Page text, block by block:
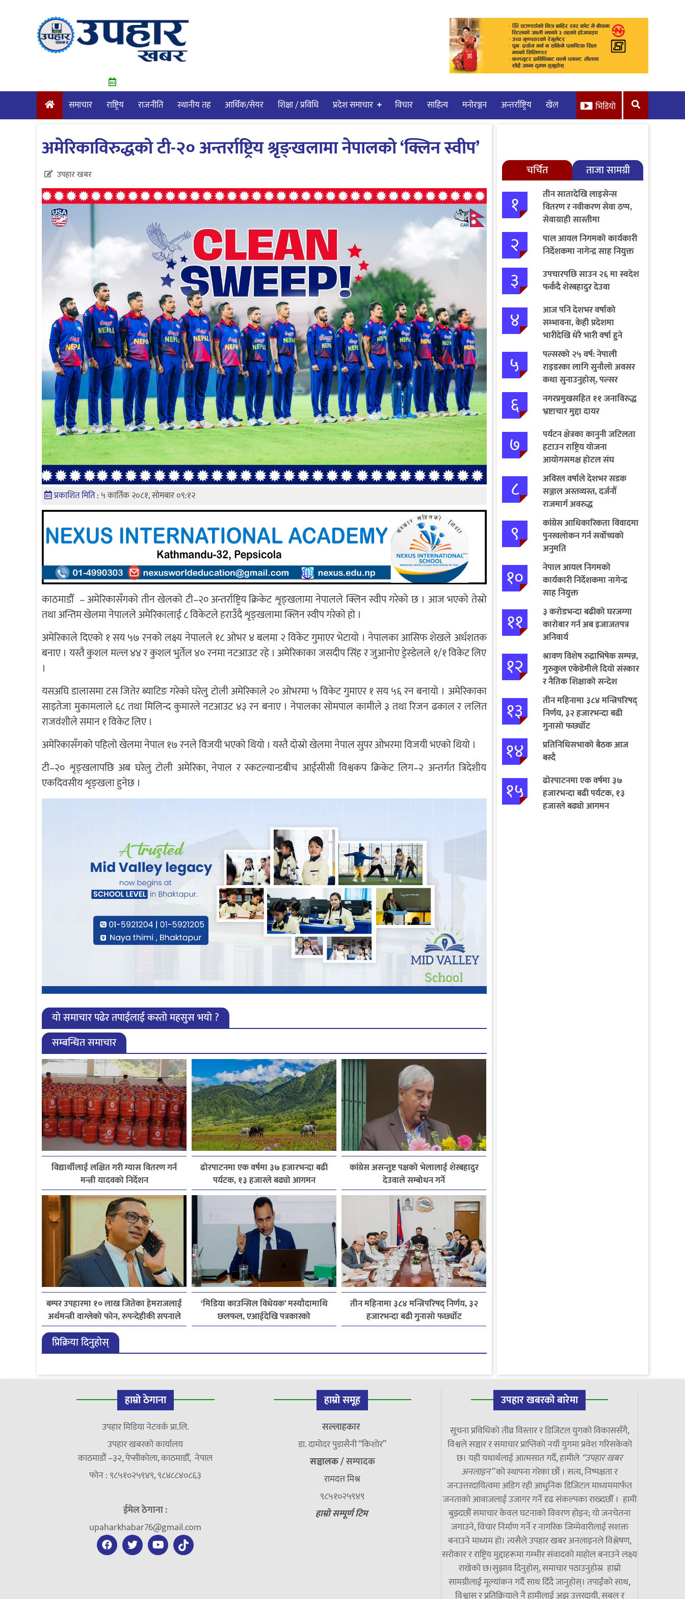
समाचार राष्ट्रिय राजनीति स्थानीय तह आर्थिक/सेयर शिक्षा / प्रविधि प्रदेश समाचार विचार साहित्य मनाेरञ्जन अन्तर्राष्ट्रिय खेल भिडियो
अमेरिकाविरुद्धको टी-२० अन्तर्राष्ट्रिय श्रृङ्खलामा नेपालको ‘क्लिन स्वीप’
उपहार खबर
प्रकाशित मिति : ५ कार्तिक २०८१, सोमबार ०९:१२
काठमाडौँ – अमेरिकासँगको तीन खेलको टी–२० अन्तर्राष्ट्रिय क्रिकेट शृङ्खलामा नेपालले क्लिन स्वीप गरेको छ । आज भएको तेस्रो
तथा अन्तिम खेलमा नेपालले अमेरिकालाई ८ विकेटले हराउँदै शृङ्खलामा क्लिन स्वीप गरेको हो ।
अमेरिकाले दिएको १ सय ५७ रनको लक्ष्य नेपालले १८ ओभर ४ बलमा २ विकेट गुमाएर भेटायाे । नेपालका आसिफ शेखले अर्धशतक
बनाए । यस्तै कुशल मल्ल ४४ र कुशल भुर्तेल ४० रनमा नटआउट रहे । अमेरिकाका जसदीप सिंह र जुआनोए ड्रेस्डेलले १/१ विकेट लिए
।
यसअघि डालासमा टस जितेर ब्याटिङ गरेको घरेलु टोली अमेरिकाले २० ओभरमा ५ विकेट गुमाएर १ सय ५६ रन बनायो । अमेरिकाका
साइतेजा मुकामलाले ६८ तथा मिलिन्द कुमारले नटआउट ४३ रन बनाए । नेपालका सोमपाल कामीले ३ तथा रिजन ढकाल र ललित
राजवंशीले समान १ विकेट लिए ।
अमेरिकासँगको पहिलो खेलमा नेपाल १७ रनले विजयी भएको थियो । यस्तै दोस्रो खेलमा नेपाल सुपर ओभरमा विजयी भएको थियो ।
टी–२० शृङ्खलापछि अब घरेलु टोली अमेरिका, नेपाल र स्कटल्यान्डबीच आईसीसी विश्वकप क्रिकेट लिग–२ अन्तर्गत त्रिदेशीय
एकदिवसीय शृङ्खला हुनेछ ।
यो समाचार पढेर तपाईलाई कस्तो महसुस भयो ?
सम्बन्धित समाचार
विद्यार्थीलाई लक्षित गरी ग्यास वितरण गर्न
मन्त्री यादवको निर्देशन
ढोरपाटनमा एक वर्षमा ३७ हजारभन्दा बढी
पर्यटक, १३ हजारले बढ्यो आगमन
कांग्रेस असन्तुष्ट पक्षको भेलालाई शेरबहादुर
देउवाले सम्बोधन गर्ने
बम्पर उपहारमा १० लाख जितेका हेमराजलाई
अर्थमन्त्री वाग्लेको फोन, रुपन्देहीकी सपनाले
जितिन् एक लाख
‘मिडिया काउन्सिल विधेयक’ मस्यौदामाथि
छलफल, एआईदेखि पत्रकारको
लाइसेन्ससम्मका विषयमा सुझाव
तीन महिनामा ३८४ मन्त्रिपरिषद् निर्णय, ३२
हजारभन्दा बढी गुनासो फर्छ्योट
प्रिक्रिया दिनुहोस्
चर्चित ताजा सामग्री
१
तीन सातादेखि लाइसेन्स
वितरण र नवीकरण सेवा ठप्प,
सेवाग्राही सास्तीमा
२
पाल आयल निगमको कार्यकारी
निर्देशकमा नागेन्द्र साह नियुक्त
३
उपचारपछि साउन २६ मा स्वदेश
फर्कँदै शेरबहादुर देउवा
४
आज पनि देशभर वर्षाको
सम्भावना, केही प्रदेशमा
भारीदेखि धेरै भारी वर्षा हुने
चेतावनी
५
पल्सरको २५ वर्ष: नेपाली
राइडरका लागि सुनौलो अवसर
कथा सुनाउनुहोस्, पल्सर
जित्नुहोस्
६
नगरप्रमुखसहित ११ जनाविरुद्ध
भ्रष्टाचार मुद्दा दायर
७
पर्यटन क्षेत्रका कानुनी जटिलता
हटाउन राष्ट्रिय योजना
आयोगसमक्ष होटल संघ
बागमतीका पाँचबुँदे माग
८
अविरल वर्षाले देशभर सडक
सञ्जाल अस्तव्यस्त, दर्जनौँ
राजमार्ग अवरुद्ध
९
कांग्रेस आधिकारिकता विवादमा
पुनरवलोकन गर्न सर्वोच्चको
अनुमति
१०
नेपाल आयल निगमको
कार्यकारी निर्देशकमा नागेन्द्र
साह नियुक्त
११
३ करोडभन्दा बढीको घरजग्गा
कारोबार गर्न अब इजाजतपत्र
अनिवार्य
१२
श्रावण विशेष रुद्राभिषेक सम्पन्न,
गुरुकुल एकेडेमीले दियो संस्कार
र नैतिक शिक्षाको सन्देश
१३
तीन महिनामा ३८४ मन्त्रिपरिषद्
निर्णय, ३२ हजारभन्दा बढी
गुनासो फर्छ्योट
१४
प्रतिनिधिसभाको बैठक आज
बस्दै
१५
ढोरपाटनमा एक वर्षमा ३७
हजारभन्दा बढी पर्यटक, १३
हजारले बढ्यो आगमन
हाम्रो ठेगाना
उपहार मिडिया नेटवर्क प्रा.लि.
उपहार खबरको कार्यालय
काठमाडौं –३२, पेप्सीकोला, काठमाडौँ, नेपाल
फोन : ९८५१०२५९४९, ९८४८८४०८६३
ईमेल ठेगाना :
upaharkhabar76@gmail.com
हाम्रो समूह
सल्लाहकार
डा. दामाेदर पुडासैनी “किशाेर”
सञ्चालक /सम्पादक
रामदत्त मिश्र
९८५१०२५९४९
हाम्रो सम्पूर्ण टिम
उपहार खबरको बारेमा
सूचना प्रविधिको तीव्र विस्तार र डिजिटल युगको विकाससँगै,
विश्वले सञ्चार र समाचार प्राप्तिको नयाँ युगमा प्रवेश गरिसकेको
छ। यही यथार्थलाई आत्मसात गर्दै, हामीले “उपहार खबर
अनलाइन”को स्थापना गरेका छौं । सत्य, निष्पक्षता र
जनउत्तरदायित्वमा अडिग रही आधुनिक डिजिटल माध्यममार्फत
जनताको आवाजलाई उजागर गर्ने दृढ संकल्पका राख्दछौँ । हामी
बुझ्दछौं समाचार केवल घटनाको विवरण होइन; यो जनचेतना
जगाउने, विचार निर्माण गर्ने र नागरिक जिम्मेवारीलाई सशक्त
बनाउने माध्यम हो। त्यसैले उपहार खबर अनलाइनले विश्लेषण,
सरोकार र राष्ट्रिय मुद्दाहरूमा गम्भीर संवादको माहोल बनाउने लक्ष्य
राखेको छ।सुझाव दिनुहोस्, समाचार पठाउनुहोस्र हाम्रो
सामग्रीलाई मूल्यांकन गर्दै साथ दिँदै जानुहोस्। तपाईंको साथ,